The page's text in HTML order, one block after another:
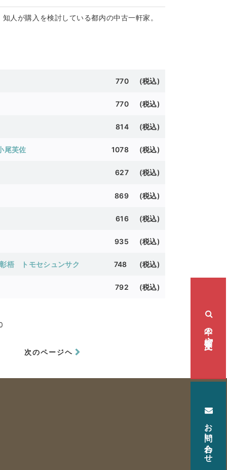
本の検索・注文
お問い合わせ
が購入を検討している都内の中古一軒家。
770 (税込)
770 (税込)
814 (税込)
尾芙佐 1078 (税込)
627 (税込)
869 (税込)
616 (税込)
935 (税込)
梧 トモセシュンサク 748 (税込)
792 (税込)
次のページヘ